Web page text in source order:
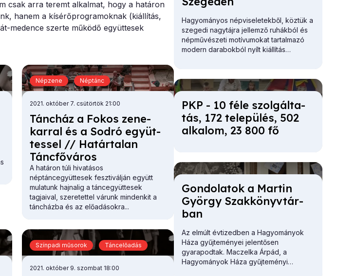
csak arra teremt alkalmat, hogy a határon
hanem a kísérőprogramoknak (kiállítás,
medence szerte működő együttesek
Tánc­ház a Fo­kos ze­ne­
kar­ral és a Sod­ró együt­
tes­sel // Ha­tár­ta­lan
Tánc­fő­vá­ros
2021. október 7. csütörtök 21:00
A határon túli hivatásos
néptáncegyüttesek fesztiválján együtt
mulatunk hajnalig a táncegyüttesek
tagjaival, szeretettel várunk mindenkit a
táncházba és az előadásokra...
Népzene Néptánc
2021. október 9. szombat 18:00
Színpadi műsorok Táncelőadás
Hagyományos népviseletekből, köztük a
szegedi nagytájra jellemző ruhákból és
népművészeti motívumokat tartalmazó
modern darabokból nyílt kiállítás
PKP - 10 fé­le szol­gál­ta­
tás, 172 te­le­pü­lés, 502
al­ka­lom, 23 800 fő
Gon­do­la­tok a Mar­tin
György Szak­könyv­tár­
ban
Az elmúlt évtizedben a Hagyományok
Háza gyűjteményei jelentősen
gyarapodtak. Maczelka Árpád, a
Hagyományok Háza gyűjteményi